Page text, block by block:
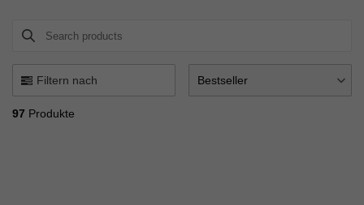
Search products
Use this input to search products in this collection.
Filtern nach
97 Produkte
Bestseller